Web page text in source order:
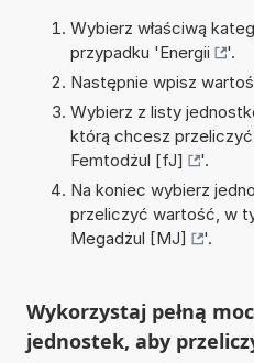
Wybierz właściwą
przypadku 'Energii
'.
Następnie wpisz
Wybierz z listy
którą chcesz
Femtodżul [fJ]
'.
Na koniec wybierz
przeliczyć wartość, w
Megadżul [MJ]
'.
Wykorzystaj pełną
jednostek, aby